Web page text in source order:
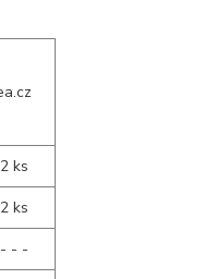
2 ks
2 ks
- - -